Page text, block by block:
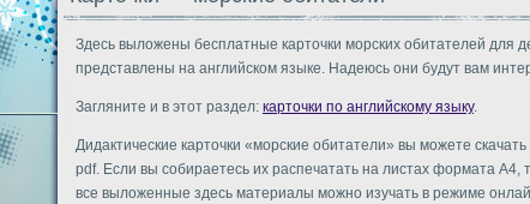
Здесь выложены бесплатные карточки морских обитателей для
представлены на английском языке. Надеюсь они будут вам
Загляните и в этот раздел: карточки по английскому языку.
Дидактические карточки «морские обитатели» вы можете
pdf. Если вы собираетесь их распечатать на листах формата
все выложенные здесь материалы можно изучать в режиме